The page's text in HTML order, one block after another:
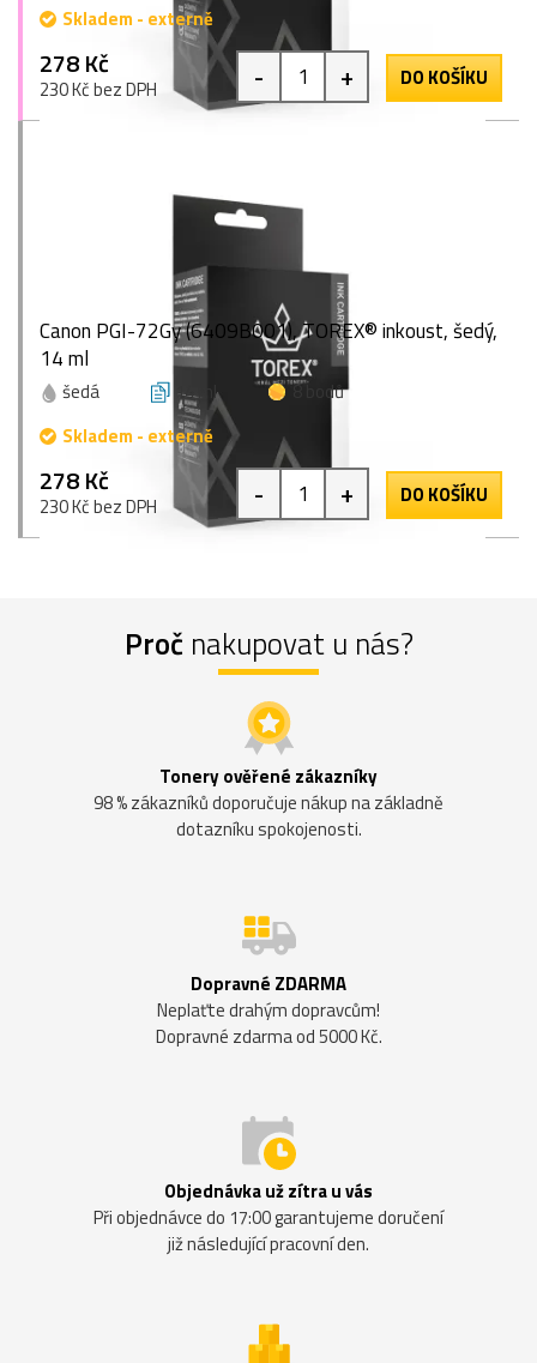
Skladem - externě
278 Kč
230 Kč bez DPH - + DO KOŠÍKU
Canon PGI-72Gy (6409B001), TOREX® inkoust, šedý,
14 ml
šedá 14 ml
8 bodů
Skladem - externě
278 Kč
230 Kč bez DPH - + DO KOŠÍKU
Proč nakupovat u nás?
Tonery ověřené zákazníky
98 % zákazníků doporučuje nákup na základně
dotazníku spokojenosti.
Dopravné ZDARMA
Neplaťte drahým dopravcům!
Dopravné zdarma od 5000 Kč.
Objednávka už zítra u vás
Při objednávce do 17:00 garantujeme doručení
již následující pracovní den.